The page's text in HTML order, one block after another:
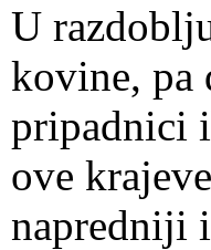
U
kovine, pa
pripadnici
ove
napredniji